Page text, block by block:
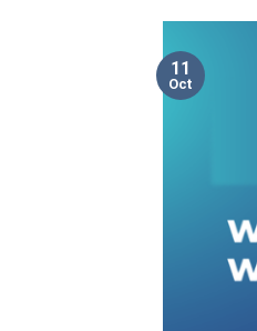
11
Oct